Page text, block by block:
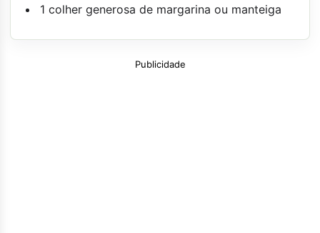
1 colher generosa de margarina ou manteiga
Publicidade